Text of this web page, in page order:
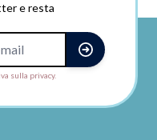
e resta
sulla privacy.